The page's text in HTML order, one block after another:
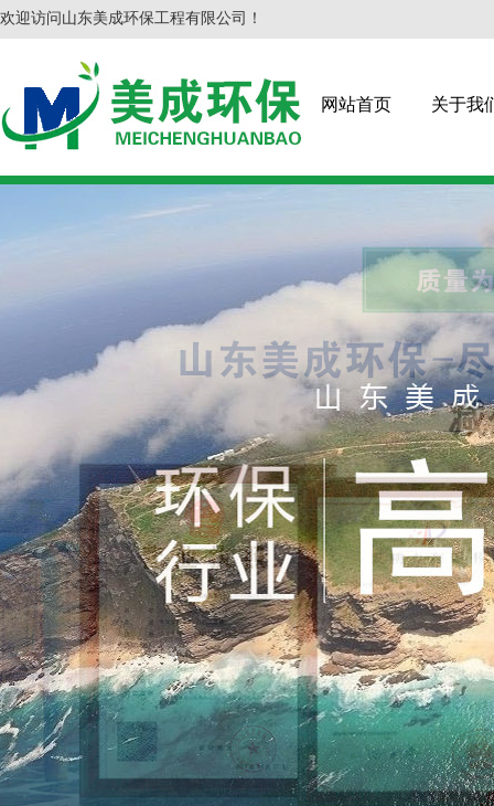
欢迎访问山东美成环保工程有限公司！
网站首页 关于我